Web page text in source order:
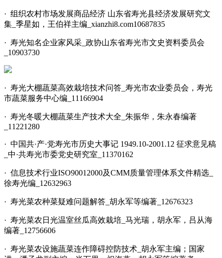
· 组织农村市场发展商品经济 山东省寿光县经济发展研究文
集_季星如，王伯祥主编_xianzhi8.com10687835
· 寿光知名企业家风采_政协山东省寿光市文史资料委员会
_10903730
· 寿光大棚蔬菜高效栽培技术问答_寿光市农业委员会，寿光
市蔬菜服务中心编_11166904
· 寿光冬暖大棚蔬菜生产技术大全_朱振华，朱永春编著
_11221280
· 中国共·产·党寿光市历史大事记 1949.10-2001.12 征求意见稿
_中·共寿光市委党史研究室_11370162
· 信息技术行业ISO90012000及CMM质量管理体系文件精选_
徐寿光编_12632963
· 寿光菜农种菜疑难问题解答_胡永军等编著_12676323
· 寿光菜农日光温室丝瓜高效栽培_马光瑞，胡永军，吕从海
编著_12756606
· 寿光菜农设施蔬菜连作障碍控防技术_胡永军主编；国家